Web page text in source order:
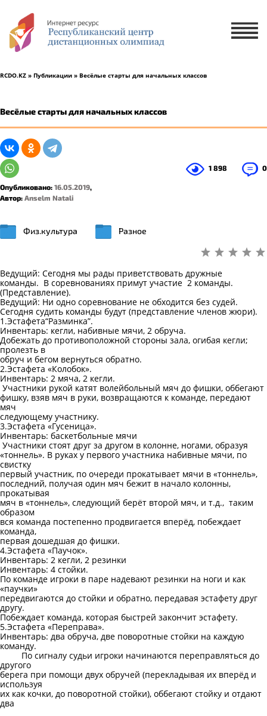
RCDO.KZ » Публикации » Весёлые старты для начальных классов
Весёлые старты для начальных классов
Опубликовано: 16.05.2019,
Автор: Anselm Natali
0
1 898
Физ.культура Разное
Ведущий: Сегодня мы рады приветствовать дружные
команды. В соревнованиях примут участие 2 команды.
(Представление).
Ведущий: Ни одно соревнование не обходится без судей.
Сегодня судить команды будут (представление членов жюри).
1.Эстафета“Разминка”.
Инвентарь: кегли, набивные мячи, 2 обруча.
Добежать до противоположной стороны зала, огибая кегли;
пролезть в
обруч и бегом вернуться обратно.
2.Эстафета «Колобок».
Инвентарь: 2 мяча, 2 кегли.
Участники рукой катят волейбольный мяч до фишки, оббегают
фишку, взяв мяч в руки, возвращаются к команде, передают
мяч
следующему участнику.
3.Эстафета «Гусеница».
Инвентарь: баскетбольные мячи
Участники стоят друг за другом в колонне, ногами, образуя
«тоннель». В руках у первого участника набивные мячи, по
свистку
первый участник, по очереди прокатывает мячи в «тоннель»,
последний, получая один мяч бежит в начало колонны,
прокатывая
мяч в «тоннель», следующий берёт второй мяч, и т.д., таким
образом
вся команда постепенно продвигается вперёд, побеждает
команда,
первая дошедшая до фишки.
4.Эстафета «Паучок».
Инвентарь: 2 кегли, 2 резинки
Инвентарь: 4 стойки.
По команде игроки в паре надевают резинки на ноги и как
«паучки»
передвигаются до стойки и обратно, передавая эстафету друг
другу.
Побеждает команда, которая быстрей закончит эстафету.
5.Эстафета «Переправа».
Инвентарь: два обруча, две поворотные стойки на каждую
команду.
По сигналу судьи игроки начинаются переправляться до
другого
берега при помощи двух обручей (перекладывая их вперёд и
используя
их как кочки, до поворотной стойки), оббегают стойку и отдают
два
1 ученик